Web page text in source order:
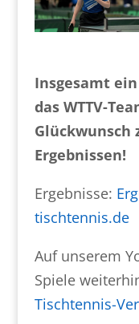
Insgesamt
das WTTV-
Glückwunsch
Ergebnissen!
Ergebnisse:
tischtennis.de
Auf unserem
Spiele
Tischtennis-